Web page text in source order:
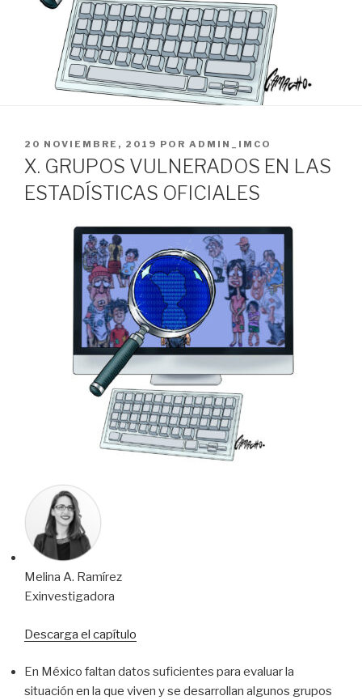
PUBLICADO
EL
20 NOVIEMBRE, 2019 POR ADMIN_IMCO
X. GRUPOS VULNERADOS EN LAS
ESTADÍSTICAS OFICIALES
Melina A. Ramírez
Exinvestigadora
Descarga el capítulo
En México faltan datos suficientes para evaluar la
situación en la que viven y se desarrollan algunos grupos